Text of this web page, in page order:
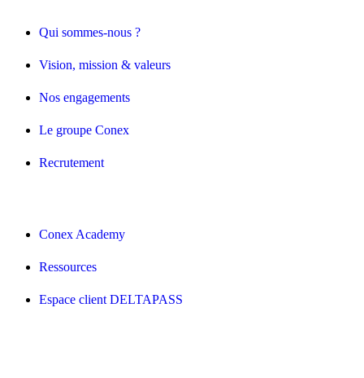
Qui sommes-nous ?
Vision, mission & valeurs
Nos engagements
Le groupe Conex
Recrutement
Conex Academy
Ressources
Espace client DELTAPASS